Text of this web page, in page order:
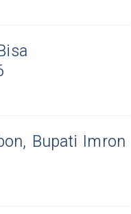
Bupati Imron